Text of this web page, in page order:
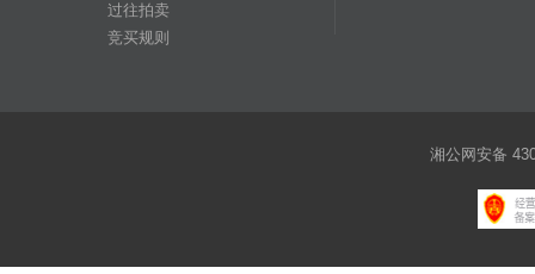
过往拍卖
竞买规则
湘公网安备